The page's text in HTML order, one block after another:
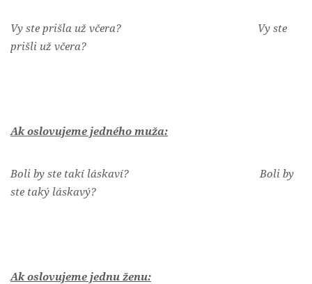
Vy ste prišla už včera? Vy ste
prišli už včera?
Ak oslovujeme jedného muža:
Boli by ste takí láskaví? Boli by
ste taký láskavý?
Ak oslovujeme jednu ženu: